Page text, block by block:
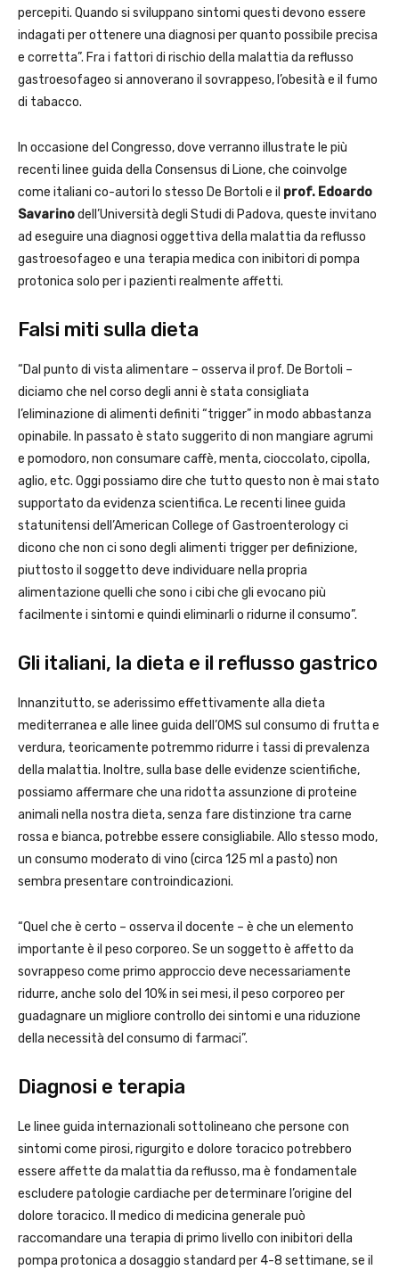
percepiti. Quando si sviluppano sintomi questi devono essere
indagati per ottenere una diagnosi per quanto possibile precisa
e corretta”. Fra i fattori di rischio della malattia da reflusso
gastroesofageo si annoverano il sovrappeso, l’obesità e il fumo
di tabacco.
In occasione del Congresso, dove verranno illustrate le più
recenti linee guida della Consensus di Lione, che coinvolge
come italiani co-autori lo stesso De Bortoli e il prof. Edoardo
Savarinodell’Università degli Studi di Padova, queste invitano
ad eseguire una diagnosi oggettiva della malattia da reflusso
gastroesofageo e una terapia medica con inibitori di pompa
protonica solo per i pazienti realmente affetti.
Falsi miti sulla dieta
“Dal punto di vista alimentare – osserva il prof. De Bortoli –
diciamo che nel corso degli anni è stata consigliata
l’eliminazione di alimenti definiti “trigger” in modo abbastanza
opinabile. In passato è stato suggerito di non mangiare agrumi
e pomodoro, non consumare caffè, menta, cioccolato, cipolla,
aglio, etc. Oggi possiamo dire che tutto questo non è mai stato
supportato da evidenza scientifica. Le recenti linee guida
statunitensi dell’American College of Gastroenterology ci
dicono che non ci sono degli alimenti trigger per definizione,
piuttosto il soggetto deve individuare nella propria
alimentazione quelli che sono i cibi che gli evocano più
facilmente i sintomi e quindi eliminarli o ridurne il consumo”.
Gli italiani, la dieta e il reflusso gastrico
Innanzitutto, se aderissimo effettivamente alla dieta
mediterranea e alle linee guida dell’OMS sul consumo di frutta e
verdura, teoricamente potremmo ridurre i tassi di prevalenza
della malattia. Inoltre, sulla base delle evidenze scientifiche,
possiamo affermare che una ridotta assunzione di proteine
animali nella nostra dieta, senza fare distinzione tra carne
rossa e bianca, potrebbe essere consigliabile. Allo stesso modo,
un consumo moderato di vino (circa 125 ml a pasto) non
sembra presentare controindicazioni.
“Quel che è certo – osserva il docente – è che un elemento
importante è il peso corporeo. Se un soggetto è affetto da
sovrappeso come primo approccio deve necessariamente
ridurre, anche solo del 10% in sei mesi, il peso corporeo per
guadagnare un migliore controllo dei sintomi e una riduzione
della necessità del consumo di farmaci”.
Diagnosi e terapia
Le linee guida internazionali sottolineano che persone con
sintomi come pirosi, rigurgito e dolore toracico potrebbero
essere affette da malattia da reflusso, ma è fondamentale
escludere patologie cardiache per determinare l’origine del
dolore toracico. Il medico di medicina generale può
raccomandare una terapia di primo livello con inibitori della
pompa protonica a dosaggio standard per 4-8 settimane, se il